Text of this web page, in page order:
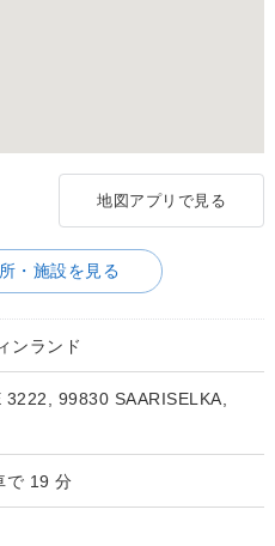
地図アプリで見る
・施設を見る
ンランド
3222, 99830 SAARISELKA,
で 19 分